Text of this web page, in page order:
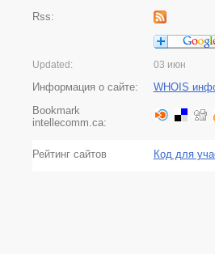
Rss:
Updated: 03 июн
Информация о сайте:
WHOIS
Bookmark
intellecomm.ca:
Рейтинг сайтов Код для